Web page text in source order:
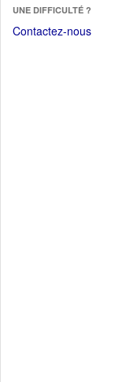
fenêtre)
une
nouvelle
UNE DIFFICULTÉ ?
Contactez-nous